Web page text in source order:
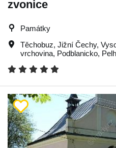
zvonice
Památky
Těchobuz, Jižní Čechy,
vrchovina, Podblanicko,